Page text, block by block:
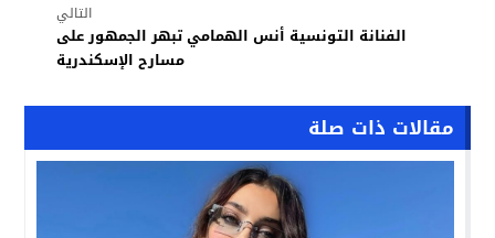
التالي
الفنانة التونسية أنس الهمامي تبهر الجمهور على
مسارح الإسكندرية
مقالات ذات صلة